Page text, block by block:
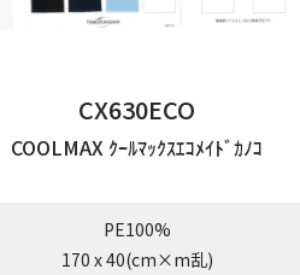
CX630ECO
COOLMAX ｸｰﾙﾏｯｸｽｴｺﾒｲﾄﾞｶﾉｺ
PE100%
170 x 40(cm×m乱)